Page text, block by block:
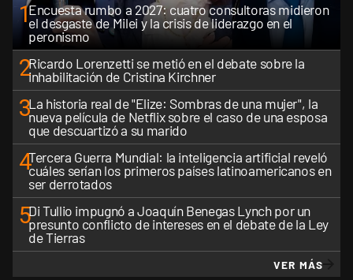
1Encuesta rumbo a 2027: cuatro consultoras midieron
el desgaste de Milei y la crisis de liderazgo en el
peronismo
2Ricardo Lorenzetti se metió en el debate sobre la
inhabilitación de Cristina Kirchner
3La historia real de "Elize: Sombras de una mujer", la
nueva película de Netflix sobre el caso de una esposa
que descuartizó a su marido
4Tercera Guerra Mundial: la inteligencia artificial reveló
cuáles serían los primeros países latinoamericanos en
ser derrotados
5Di Tullio impugnó a Joaquín Benegas Lynch por un
presunto conflicto de intereses en el debate de la Ley
de Tierras
VER MÁS